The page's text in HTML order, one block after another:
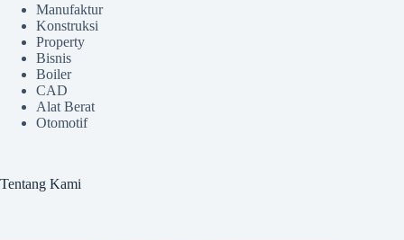
Manufaktur
Konstruksi
Property
Bisnis
Boiler
CAD
Alat Berat
Otomotif
Tentang Kami